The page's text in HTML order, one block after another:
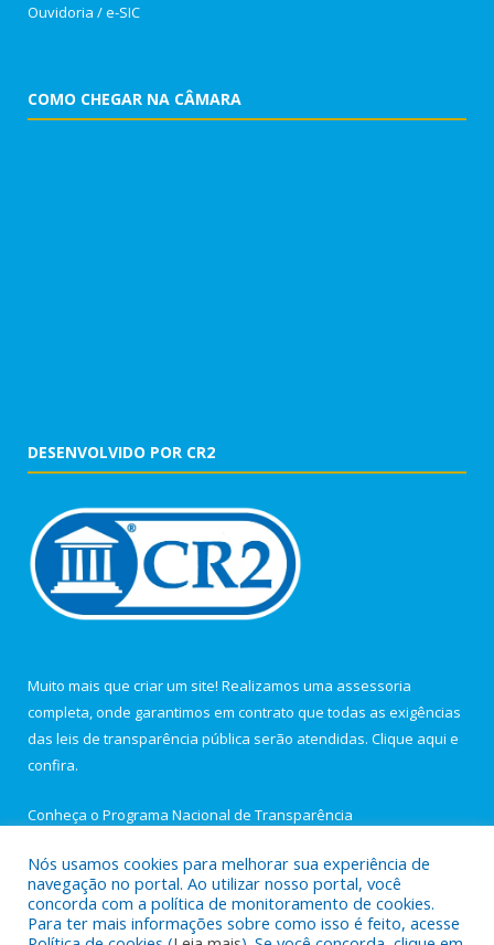
Ouvidoria /e-SIC
COMO CHEGAR NA CÂMARA
DESENVOLVIDO POR CR2
Muito mais que criar um site! Realizamos uma assessoria
completa, onde garantimos em contrato que todas as exigências
das leis de transparência pública serão atendidas. Clique aqui e
confira.
Conheça o Programa Nacional de Transparência
Todos os direitos reservados a Câmara Municipal de Igarapé-
Nós usamos cookies para melhorar sua experiência de
navegação no portal. Ao utilizar nosso portal, você
concorda com a política de monitoramento de cookies.
Para ter mais informações sobre como isso é feito, acesse